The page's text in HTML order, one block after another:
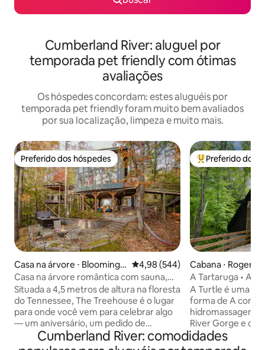
Cumberland River: aluguel por
temporada pet friendly com ótimas
avaliações
Os hóspedes concordam: estes aluguéis por
temporada pet friendly foram muito bem avaliados
por sua localização, limpeza e muito mais.
Preferido dos hóspedes
Preferido dos hóspedes
Casa na árvore ⋅ Bloomingt
on Springs
4,98 de uma avaliação média de
4,98 (544)
Casa na árvore romântica com sauna,
banheira de hidromassagem e
fogueiras!
Situada a 4,5 metros de altura na floresta
do Tennessee, The Treehouse é o lugar
para onde você vem para celebrar algo
— um aniversário, um pedido de
casamento, um aniversário ou apenas o
fato de que você finalmente parou.
Entre os
Preferido dos
Cabana ⋅ Rogers
A Tartaruga •
estimação •
• Romântico
A Turtle é uma
forma de A com
hidromassagem
River Gorge e da
Decorado com
artistas do
Cumberland River: comodidades